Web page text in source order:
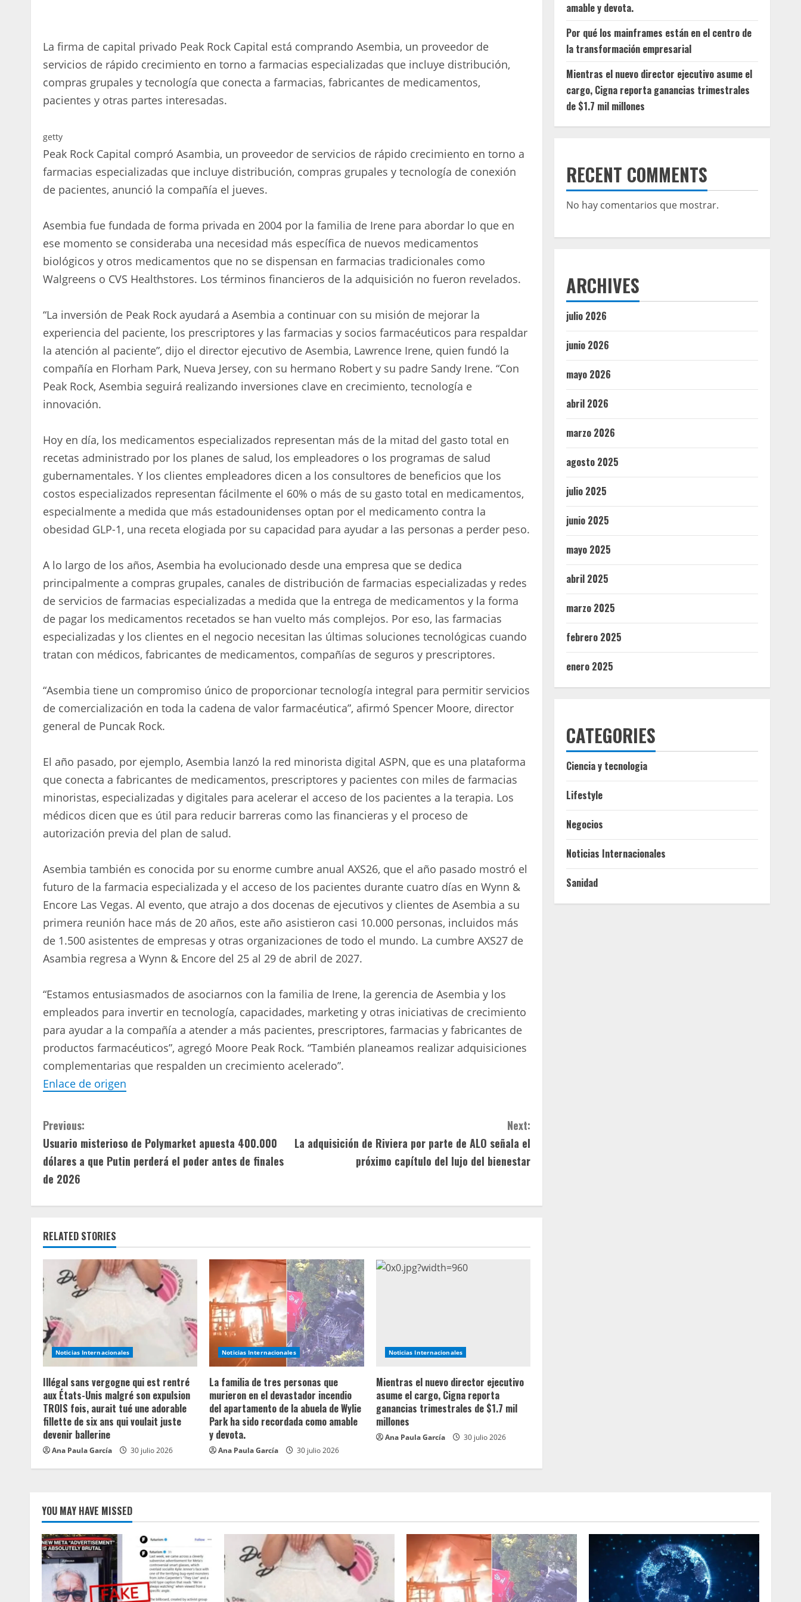
La firma de capital privado Peak Rock Capital está comprando Asembia, un proveedor de
servicios de rápido crecimiento en torno a farmacias especializadas que incluye distribución,
compras grupales y tecnología que conecta a farmacias, fabricantes de medicamentos,
pacientes y otras partes interesadas.
getty
Peak Rock Capital compró Asambia, un proveedor de servicios de rápido crecimiento en torno a
farmacias especializadas que incluye distribución, compras grupales y tecnología de conexión
de pacientes, anunció la compañía el jueves.
Asembia fue fundada de forma privada en 2004 por la familia de Irene para abordar lo que en
ese momento se consideraba una necesidad más específica de nuevos medicamentos
biológicos y otros medicamentos que no se dispensan en farmacias tradicionales como
Walgreens o CVS Healthstores. Los términos financieros de la adquisición no fueron revelados.
“La inversión de Peak Rock ayudará a Asembia a continuar con su misión de mejorar la
experiencia del paciente, los prescriptores y las farmacias y socios farmacéuticos para respaldar
la atención al paciente”, dijo el director ejecutivo de Asembia, Lawrence Irene, quien fundó la
compañía en Florham Park, Nueva Jersey, con su hermano Robert y su padre Sandy Irene. “Con
Peak Rock, Asembia seguirá realizando inversiones clave en crecimiento, tecnología e
innovación.
Hoy en día, los medicamentos especializados representan más de la mitad del gasto total en
recetas administrado por los planes de salud, los empleadores o los programas de salud
gubernamentales. Y los clientes empleadores dicen a los consultores de beneficios que los
costos especializados representan fácilmente el 60% o más de su gasto total en medicamentos,
especialmente a medida que más estadounidenses optan por el medicamento contra la
obesidad GLP-1, una receta elogiada por su capacidad para ayudar a las personas a perder peso.
A lo largo de los años, Asembia ha evolucionado desde una empresa que se dedica
principalmente a compras grupales, canales de distribución de farmacias especializadas y redes
de servicios de farmacias especializadas a medida que la entrega de medicamentos y la forma
de pagar los medicamentos recetados se han vuelto más complejos. Por eso, las farmacias
especializadas y los clientes en el negocio necesitan las últimas soluciones tecnológicas cuando
tratan con médicos, fabricantes de medicamentos, compañías de seguros y prescriptores.
“Asembia tiene un compromiso único de proporcionar tecnología integral para permitir servicios
de comercialización en toda la cadena de valor farmacéutica”, afirmó Spencer Moore, director
general de Puncak Rock.
El año pasado, por ejemplo, Asembia lanzó la red minorista digital ASPN, que es una plataforma
que conecta a fabricantes de medicamentos, prescriptores y pacientes con miles de farmacias
minoristas, especializadas y digitales para acelerar el acceso de los pacientes a la terapia. Los
médicos dicen que es útil para reducir barreras como las financieras y el proceso de
autorización previa del plan de salud.
Asembia también es conocida por su enorme cumbre anual AXS26, que el año pasado mostró el
futuro de la farmacia especializada y el acceso de los pacientes durante cuatro días en Wynn &
Encore Las Vegas. Al evento, que atrajo a dos docenas de ejecutivos y clientes de Asembia a su
primera reunión hace más de 20 años, este año asistieron casi 10.000 personas, incluidos más
de 1.500 asistentes de empresas y otras organizaciones de todo el mundo. La cumbre AXS27 de
Asambia regresa a Wynn & Encore del 25 al 29 de abril de 2027.
“Estamos entusiasmados de asociarnos con la familia de Irene, la gerencia de Asembia y los
empleados para invertir en tecnología, capacidades, marketing y otras iniciativas de crecimiento
para ayudar a la compañía a atender a más pacientes, prescriptores, farmacias y fabricantes de
productos farmacéuticos”, agregó Moore Peak Rock. “También planeamos realizar adquisiciones
complementarias que respalden un crecimiento acelerado”.
Enlace de origen
C
o
n
t
i
n
u
R
e
a
d
i
n
Previous:
Usuario misterioso de Polymarket apuesta 400.000
dólares a que Putin perderá el poder antes de finales
de 2026
Next:
La adquisición de Riviera por parte de ALO señala el
próximo capítulo del lujo del bienestar
RELATED STORIES
Noticias Internacionales
Illégal sans vergogne qui est rentré
aux États-Unis malgré son expulsion
TROIS fois, aurait tué une adorable
fillette de six ans qui voulait juste
devenir ballerine
Ana Paula García 30 julio 2026
Noticias Internacionales
La familia de tres personas que
murieron en el devastador incendio
del apartamento de la abuela de Wylie
Park ha sido recordada como amable
y devota.
Ana Paula García 30 julio 2026
Noticias Internacionales
Mientras el nuevo director ejecutivo
asume el cargo, Cigna reporta
ganancias trimestrales de $1.7 mil
millones
Ana Paula García 30 julio 2026
amable y devota.
Por qué los mainframes están en el centro de
la transformación empresarial
Mientras el nuevo director ejecutivo asume el
cargo, Cigna reporta ganancias trimestrales
de $1.7 mil millones
RECENT COMMENTS
No hay comentarios que mostrar.
ARCHIVES
julio 2026
junio 2026
mayo 2026
abril 2026
marzo 2026
agosto 2025
julio 2025
junio 2025
mayo 2025
abril 2025
marzo 2025
febrero 2025
enero 2025
CATEGORIES
Ciencia y tecnologia
Lifestyle
Negocios
Noticias Internacionales
Sanidad
YOU MAY HAVE MISSED